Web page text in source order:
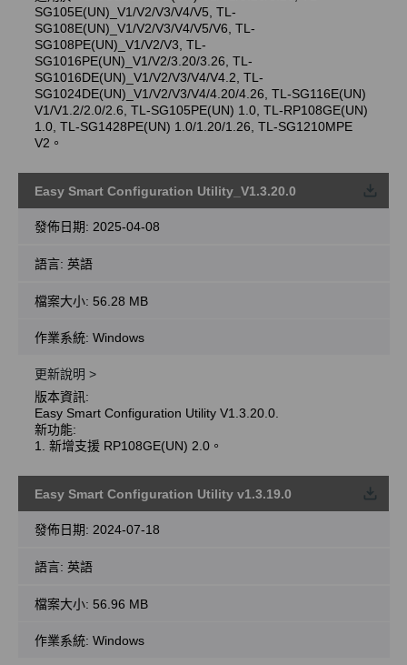
SG105E(UN)_V1/V2/V3/V4/V5, TL-
SG108E(UN)_V1/V2/V3/V4/V5/V6, TL-
SG108PE(UN)_V1/V2/V3, TL-
SG1016PE(UN)_V1/V2/3.20/3.26, TL-
SG1016DE(UN)_V1/V2/V3/V4/V4.2, TL-
SG1024DE(UN)_V1/V2/V3/V4/4.20/4.26, TL-SG116E(UN)
V1/V1.2/2.0/2.6, TL-SG105PE(UN) 1.0, TL-RP108GE(UN)
1.0, TL-SG1428PE(UN) 1.0/1.20/1.26, TL-SG1210MPE
V2。
Easy Smart Configuration Utility_V1.3.20.0
發佈日期: 2025-04-08
語言: 英語
檔案大小: 56.28 MB
作業系統: Windows
更新說明 >
版本資訊:
Easy Smart Configuration Utility V1.3.20.0.
新功能:
1. 新增支援 RP108GE(UN) 2.0。
Easy Smart Configuration Utility v1.3.19.0
發佈日期: 2024-07-18
語言: 英語
檔案大小: 56.96 MB
作業系統: Windows